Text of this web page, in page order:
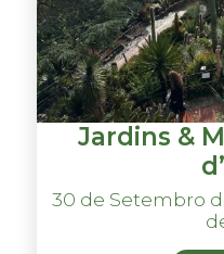
Jardins &
30 de Setembro